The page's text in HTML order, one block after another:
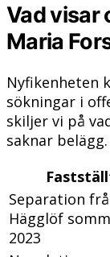
Vad visar
Maria
Nyfikenheten
sökningar i
skiljer vi på
saknar belägg.
Separation
Hägglöf
2023